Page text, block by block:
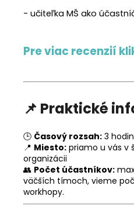
- učiteľka MŠ ako
Pre viac recenzií
📌 Praktické
🕒 Časový rozsah: 3
📍 Miesto: priamo u vás v
organizácii
👥 Počet účastníkov:
väčších tímoch, vieme
workhopy.